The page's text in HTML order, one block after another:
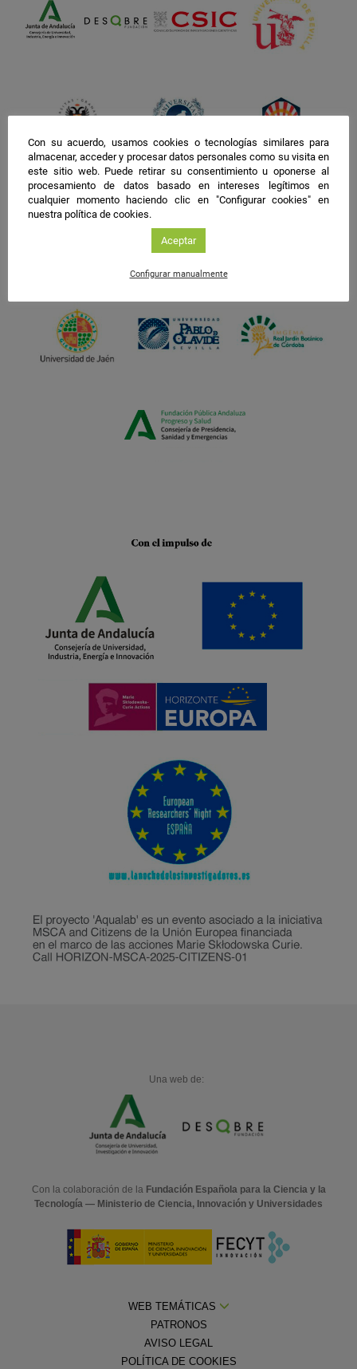
Una web de:
Con la colaboración de la Fundación Española para la Ciencia y la
Tecnología — Ministerio de Ciencia, Innovación y Universidades
WEB TEMÁTICAS
PATRONOS
AVISO LEGAL
POLÍTICA DE COOKIES
Con su acuerdo, usamos cookies o tecnologías similares para
almacenar, acceder y procesar datos personales como su visita en
este sitio web. Puede retirar su consentimiento u oponerse al
procesamiento de datos basado en intereses legítimos en
cualquier momento haciendo clic en "Configurar cookies" en
nuestra política de cookies.
Aceptar
Configurar manualmente